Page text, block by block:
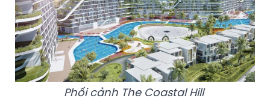
Phối cảnh The Coastal Hill